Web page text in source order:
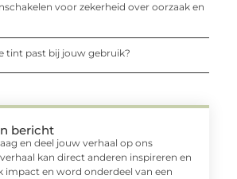
voor zekerheid over oorzaak en
tint past bij jouw gebruik?
bericht
en deel jouw verhaal op ons
kan direct anderen inspireren en
impact en word onderdeel van een